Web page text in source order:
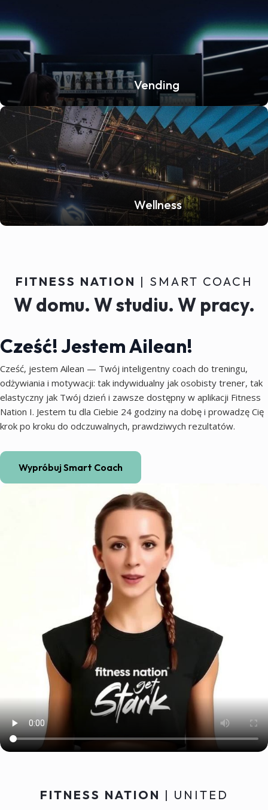
Vending
Wellness
FITNESS NATION | SMART COACH
W domu. W studiu. W pracy.
Cześć! Jestem Ailean!
Cześć, jestem Ailean — Twój inteligentny coach do treningu,
odżywiania i motywacji: tak indywidualny jak osobisty trener, tak
elastyczny jak Twój dzień i zawsze dostępny w aplikacji Fitness
Nation I. Jestem tu dla Ciebie 24 godziny na dobę i prowadzę Cię
krok po kroku do odczuwalnych, prawdziwych rezultatów.
Wypróbuj Smart Coach
Coaching
Osobisty chat coachingowy, 100%
zindywidualizowany, z dostępem
do danych treningowych dla
optymalnego wsparcia.
FITNESS NATION | UNITED